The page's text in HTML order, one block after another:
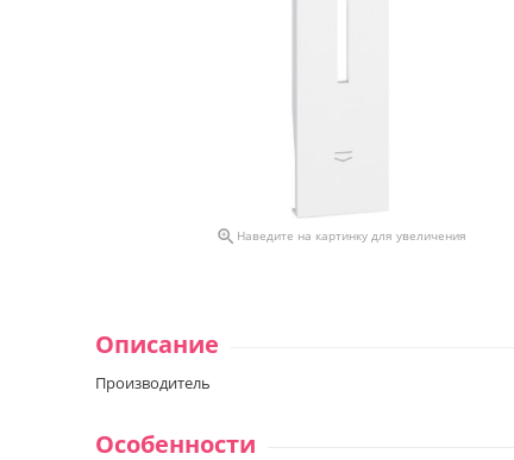
 Наведите на картинку для увеличения
Описание
Производитель
Особенности